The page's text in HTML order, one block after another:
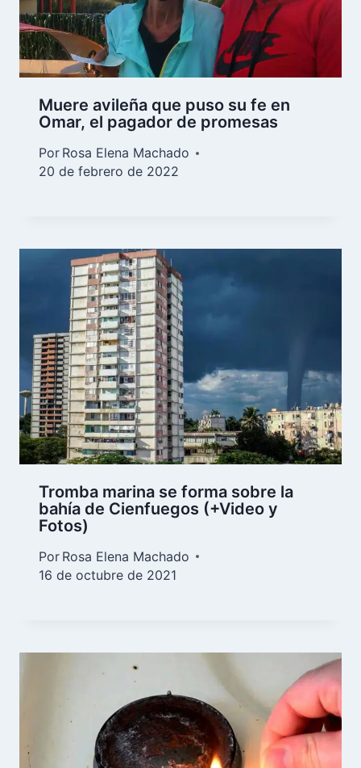
Muere avileña que puso su fe en
Omar, el pagador de promesas
Por Rosa Elena Machado
20 de febrero de 2022
Tromba marina se forma sobre la
bahía de Cienfuegos (+Video y
Fotos)
Por Rosa Elena Machado
16 de octubre de 2021